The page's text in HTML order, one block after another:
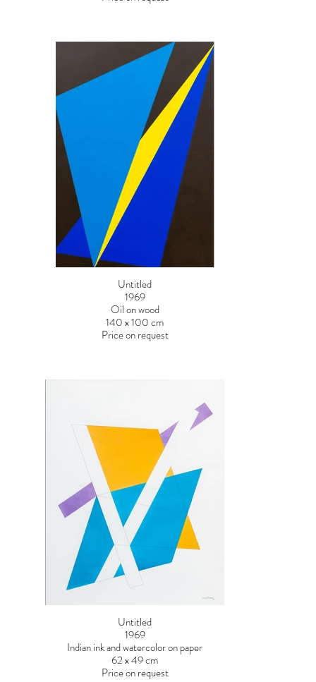
Untitled
1969
Oil on wood
140 x 100 cm
Price on request
Untitled
1969
Indian ink and watercolor on paper
62 x 49 cm
Price on request